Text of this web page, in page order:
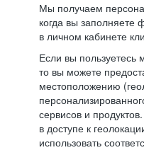
Мы получаем
когда вы
в личном кабинете
Если вы
то вы можете
местоположению
сервисов и
в доступе к
использовать